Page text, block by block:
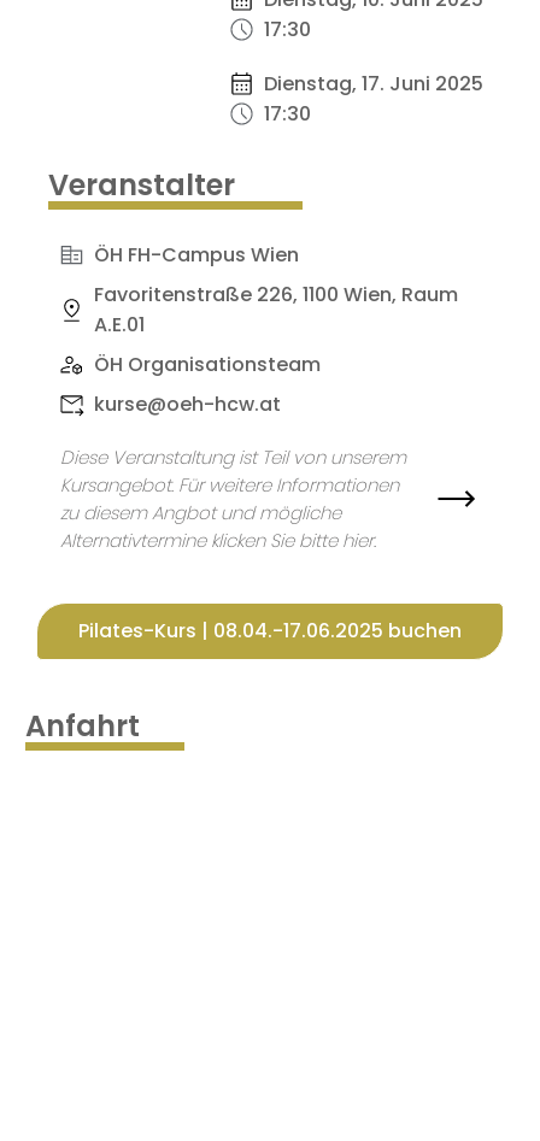
17:30
Dienstag, 17. Juni 2025
17:30
Veranstalter
ÖH FH-Campus Wien
Favoritenstraße 226, 1100 Wien, Raum
A.E.01
ÖH Organisationsteam
kurse@oeh-hcw.at
Diese Veranstaltung ist Teil von unserem
Kursangebot. Für weitere Informationen
zu diesem Angbot und mögliche
Alternativtermine klicken Sie bitte hier.
Pilates-Kurs | 08.04.-17.06.2025 buchen
Anfahrt